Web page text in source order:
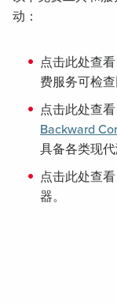
动：
点击此处查看
费服务可检
点击此处查看
Backward
具备各类现代
点击此处查看
器。